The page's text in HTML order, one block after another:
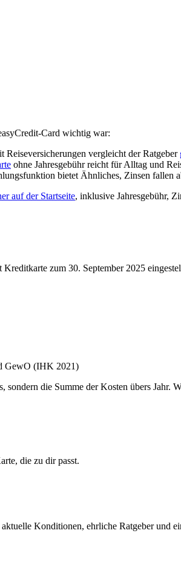
Card wichtig war:
Reiseversicherungen vergleicht der Ratgeber
ohne Jahresgebühr reicht für Alltag und
bietet Ähnliches, Zinsen fallen
auf der Startseite, inklusive Jahresgebühr,
zum 30. September 2025
GewO (IHK 2021)
die Summe der Kosten übers
die zu dir passt.
Konditionen, ehrliche Ratgeber und